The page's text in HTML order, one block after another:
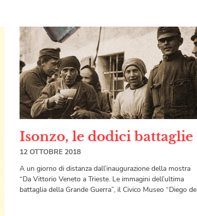
Isonzo, le dodici battaglie
12 OTTOBRE 2018
A un giorno di distanza dall’inaugurazione della mostra
“Da Vittorio Veneto a Trieste. Le immagini dell’ultima
battaglia della Grande Guerra”, il Civico Museo “Diego de